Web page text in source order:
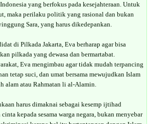
yang berfokus pada kesejahteraan. Untuk
maka perilaku politik yang rasional dan bukan
Sara, yang harus dikedepankan.
di Pilkada Jakarta, Eva berharap agar bisa
pilkada yang dewasa dan bermartabat.
Eva mengimbau agar tidak mudah terpancing
tetap suci, dan umat bersama mewujudkan Islam
alam atau Rahmatan li al-Alamin.
harus dimaknai sebagai kesemp ijtihad
kepada sesama warga negara, bukan menyebar